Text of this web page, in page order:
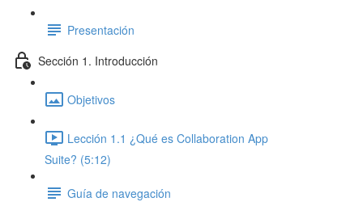
Presentación
Sección 1. Introducción
Objetivos
Lección 1.1 ¿Qué es Collaboration App
Suite? (5:12)
Guía de navegación